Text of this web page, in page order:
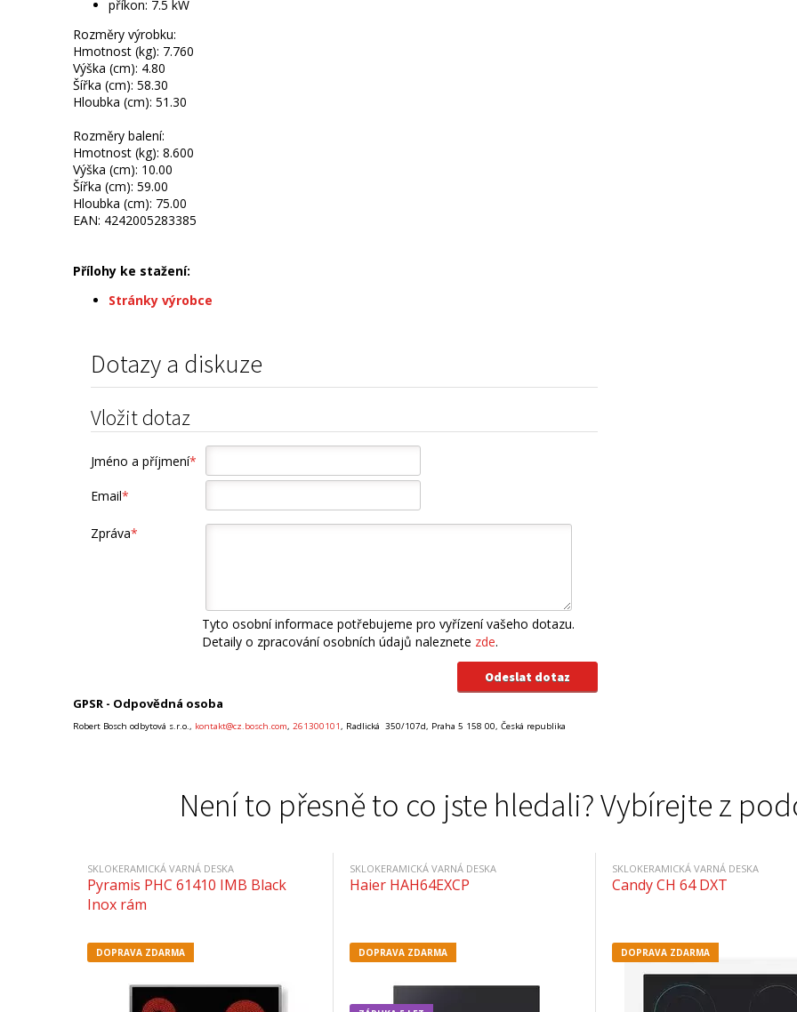
příkon: 7.5 kW
Rozměry výrobku:
Hmotnost (kg): 7.760
Výška (cm): 4.80
Šířka (cm): 58.30
Hloubka (cm): 51.30
Rozměry balení:
Hmotnost (kg): 8.600
Výška (cm): 10.00
Šířka (cm): 59.00
Hloubka (cm): 75.00
EAN: 4242005283385
Přílohy ke stažení:
Stránky výrobce
Dotazy a diskuze
Vložit dotaz
Jméno a příjmení*
Email*
Zpráva*
Tyto osobní informace potřebujeme pro vyřízení vašeho dotazu.
Detaily o zpracování osobních údajů naleznete zde.
GPSR - Odpovědná osoba
Robert Bosch odbytová s.r.o., kontakt@cz.bosch.com, 261300101, Radlická 350/107d, Praha 5 158 00, Česká republika
Není to přesně to co jste hledali? Vybírejte z
SKLOKERAMICKÁ VARNÁ DESKA
Pyramis PHC 61410 IMB Black
Inox rám
DOPRAVA ZDARMA
SKLOKERAMICKÁ VARNÁ DESKA
Haier HAH64EXCP
DOPRAVA ZDARMA
SKLOKERAMICKÁ VARNÁ DESKA
Candy CH 64 DXT
DOPRAVA ZDARMA